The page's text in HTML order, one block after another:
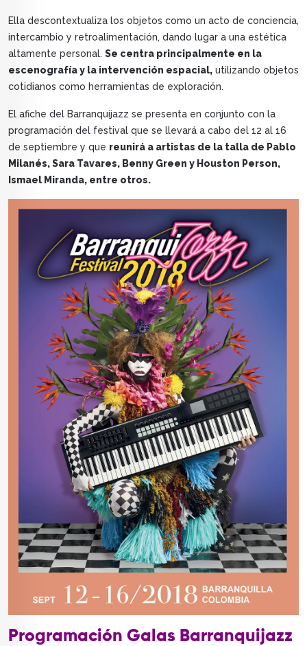
Ella descontextualiza los objetos como un acto de conciencia,
intercambio y retroalimentación, dando lugar a una estética
altamente personal. Se centra principalmente en la
escenografía y la intervención espacial, utilizando objetos
cotidianos como herramientas de exploración.
El afiche del Barranquijazz se presenta en conjunto con la
programación del festival que se llevará a cabo del 12 al 16
de septiembre y que reunirá a artistas de la talla de Pablo
Milanés, Sara Tavares, Benny Green y Houston Person,
Ismael Miranda, entre otros.
Programación Galas Barranquijazz